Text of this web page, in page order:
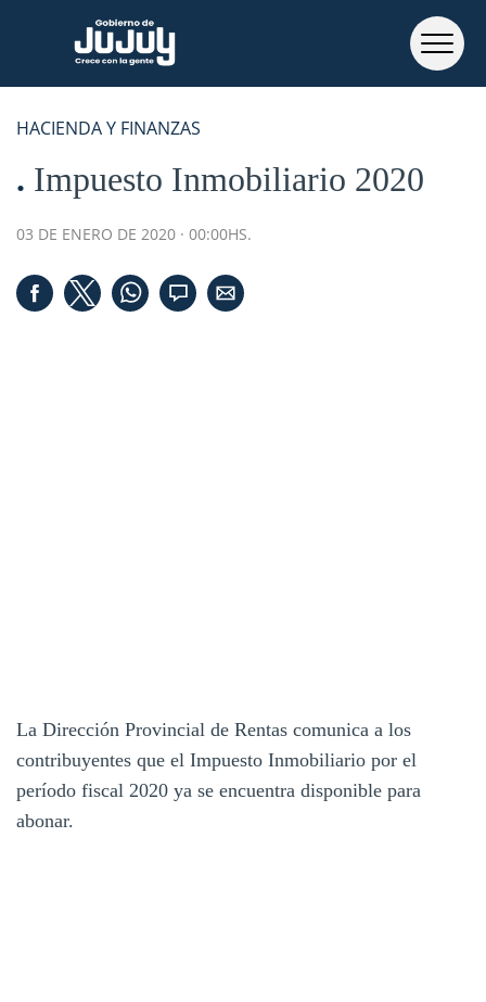
HACIENDA Y FINANZAS
Impuesto Inmobiliario 2020
03 DE ENERO DE 2020 · 00:00HS.
La Dirección Provincial de Rentas comunica a los
contribuyentes que el Impuesto Inmobiliario por el
período fiscal 2020 ya se encuentra disponible para
abonar.